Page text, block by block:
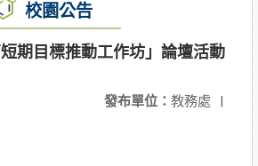
校園公告
短期目標推動工作坊」論壇活動
發布單位： 教務處 |